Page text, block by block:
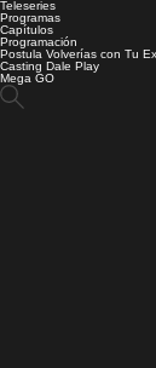
Teleseries
Programas
Capítulos
Programación
Postula Volverías con Tu Ex
Casting Dale Play
Mega GO